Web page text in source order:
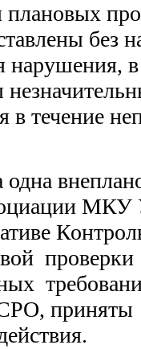
без
нарушения,
в течение
СРО,